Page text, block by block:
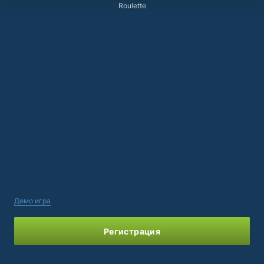
Roulette
Демо игра
Регистрация